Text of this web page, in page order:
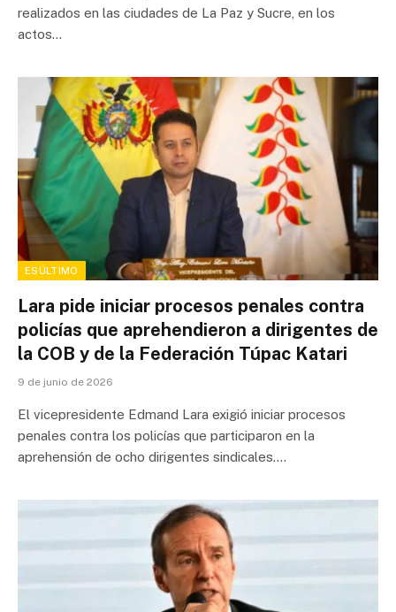
realizados en las ciudades de La Paz y Sucre, en los
actos…
ESÚLTIMO
Lara pide iniciar procesos penales contra
policías que aprehendieron a dirigentes de
la COB y de la Federación Túpac Katari
9 de junio de 2026
El vicepresidente Edmand Lara exigió iniciar procesos
penales contra los policías que participaron en la
aprehensión de ocho dirigentes sindicales.…